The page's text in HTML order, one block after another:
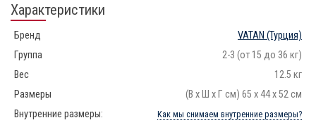
Характеристики
Бренд VATAN (Турция)
Группа
2-3 (от 15 до 36 кг)
Вес
12.5 кг
Размеры
(В х Ш х Г см) 65 x 44 x 52 см
Внутренние размеры:
Как мы снимаем внутренние размеры?